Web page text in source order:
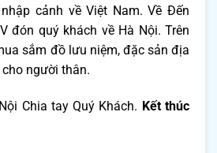
cảnh về Việt Nam. Về Đến
đón quý khách về Hà Nội. Trên
sắm đồ lưu niệm, đặc sản địa
người thân.
Chia tay Quý Khách. Kết thúc